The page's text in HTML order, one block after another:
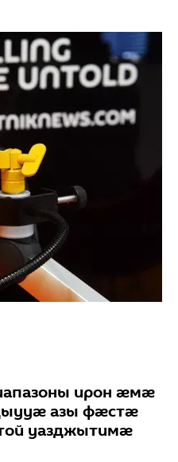
ирон ӕмӕ
азы фӕстӕ
уазджытимӕ